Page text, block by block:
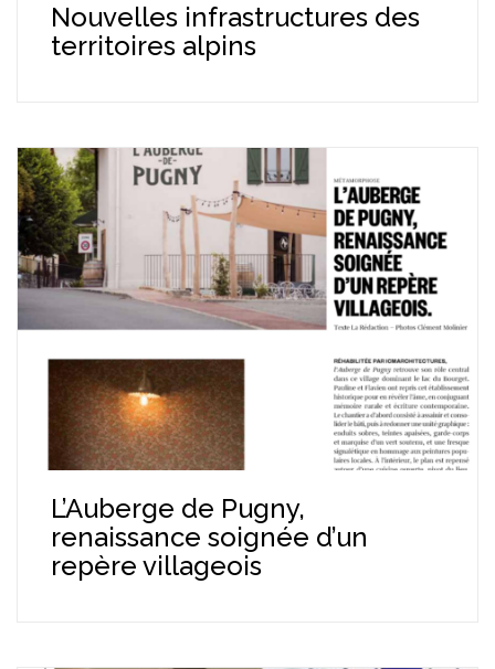
Nouvelles infrastructures des
territoires alpins
L’Auberge de Pugny,
renaissance soignée d’un
repère villageois